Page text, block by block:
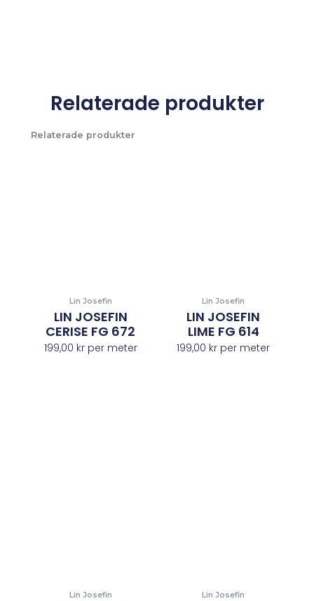
Relaterade produkter
Relaterade produkter
Lin Josefin
LIN JOSEFIN
CERISE FG 672
199,00 krper meter
Lin Josefin
LIN JOSEFIN
LIME FG 614
199,00 kr per meter
Lin Josefin Lin Josefin